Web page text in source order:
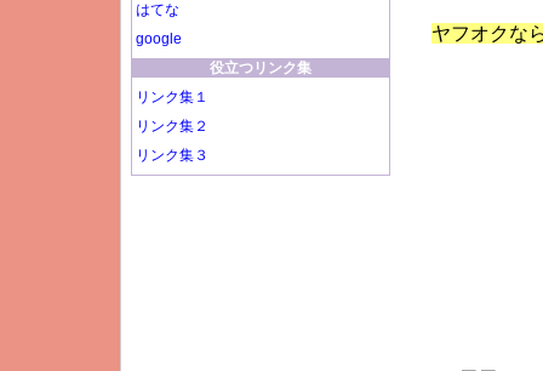
ヤフオクな
はてな
google
役立つリンク集
リンク集１
リンク集２
リンク集３